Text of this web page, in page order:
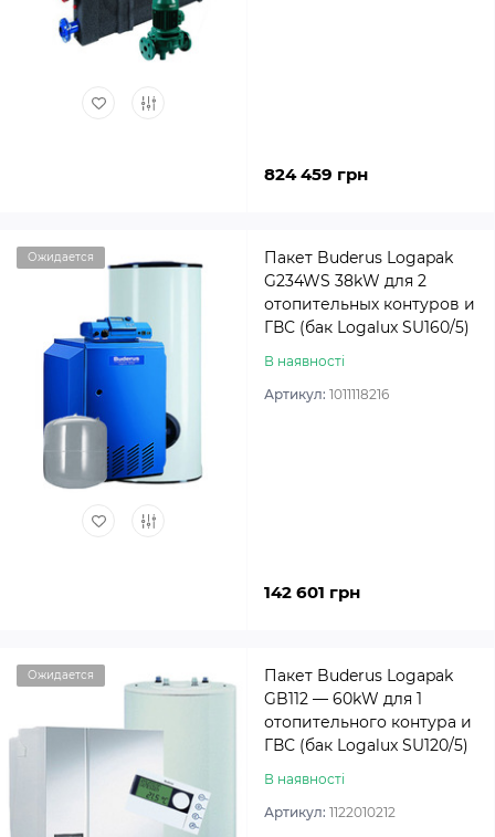
824 459 грн
Ожидается
Пакет Buderus Logapak
G234WS 38kW для 2
отопительных контуров и
ГВС (бак Logalux SU160/5)
В наявності
Артикул: 1011118216
142 601 грн
Ожидается
Пакет Buderus Logapak
GB112 — 60kW для 1
отопительного контура и
ГВС (бак Logalux SU120/5)
В наявності
Артикул: 1122010212